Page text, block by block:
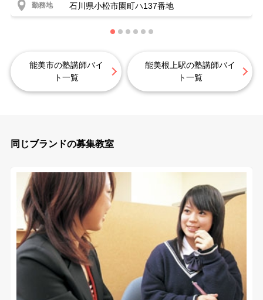
勤務地 石川県小松市園町ハ137番地
能美市の塾講師バイ
ト一覧
能美根上駅の塾講師バイ
ト一覧
同じブランドの募集教室